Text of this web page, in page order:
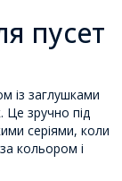
пусет
із заглушками
Це зручно під
серіями, коли
кольором і